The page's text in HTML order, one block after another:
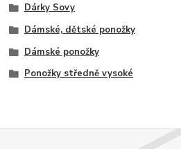
Dárky Sovy
Dámské, dětské ponožky
Dámské ponožky
Ponožky středně vysoké